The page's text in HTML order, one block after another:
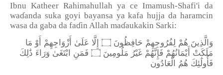
Ibnu Katheer Rahimahullah ya ce Imamush-Shafi'i da
waɗanda suka goyi bayansa ya kafa hujja da haramcin
wasa da gaba da faɗin Allah maɗaukakin Sarki:
وَالَّذِينَ هُمْ لِفُرُوجِهِمْ حَافِظُونَ ۝ إِلَّا عَلَىٰ أَزْوَاجِهِمْ أَوْ مَا
مَلَكَتْ أَيْمَانُهُمْ فَإِنَّهُمْ غَيْرُ مَلُومِينَ ۝ فَمَنِ ابْتَغَىٰ وَرَاءَ ذَٰلِكَ
فَأُولَٰئِكَ هُمُ الْعَادُون